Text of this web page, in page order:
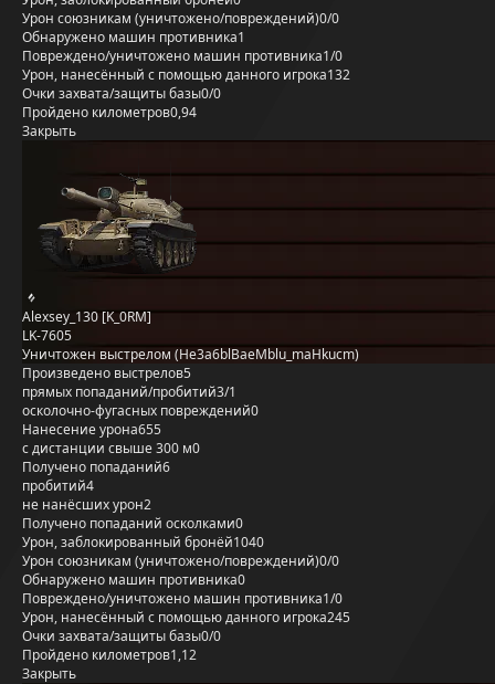
Урон союзникам (уничтожено/повреждений)0/0
Обнаружено машин противника1
Повреждено/уничтожено машин противника1/0
Урон, нанесённый с помощью данного игрока132
Очки захвата/защиты базы0/0
Пройдено километров0,94
Закрыть
Alexsey_130 [K_0RM]
LK-7605
Уничтожен выстрелом (He3a6blBaeMblu_maHkucm)
Произведено выстрелов5
прямых попаданий/пробитий3/1
осколочно-фугасных повреждений0
Нанесение урона655
с дистанции свыше 300 м0
Получено попаданий6
пробитий4
не нанёсших урон2
Получено попаданий осколками0
Урон, заблокированный бронёй1040
Урон союзникам (уничтожено/повреждений)0/0
Обнаружено машин противника0
Повреждено/уничтожено машин противника1/0
Урон, нанесённый с помощью данного игрока245
Очки захвата/защиты базы0/0
Пройдено километров1,12
Закрыть